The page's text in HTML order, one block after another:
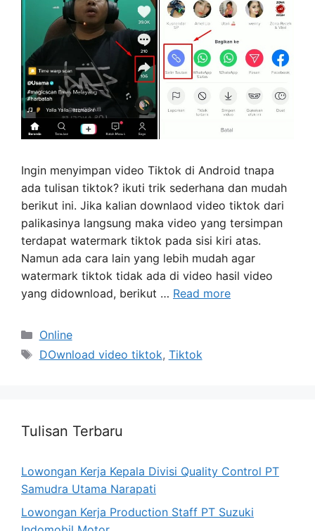
Ingin menyimpan video Tiktok di Android tnapa
ada tulisan tiktok? ikuti trik sederhana dan mudah
berikut ini. Jika kalian downlaod video tiktok dari
palikasinya langsung maka video yang tersimpan
terdapat watermark tiktok pada sisi kiri atas.
Namun ada cara lain yang lebih mudah agar
watermark tiktok tidak ada di video hasil video
yang didownload, berikut … Read more
Categories
Online
Tags
DOwnload video tiktok, Tiktok
Tulisan Terbaru
Lowongan Kerja Kepala Divisi Quality Control PT
Samudra Utama Narapati
Lowongan Kerja Production Staff PT Suzuki